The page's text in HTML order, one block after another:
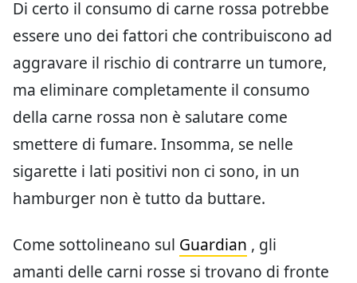
Di certo il consumo di carne rossa potrebbe
essere uno dei fattori che contribuiscono ad
aggravare il rischio di contrarre un tumore,
ma eliminare completamente il consumo
della carne rossa non è salutare come
smettere di fumare. Insomma, se nelle
sigarette i lati positivi non ci sono, in un
hamburger non è tutto da buttare.
Come sottolineano sul Guardian , gli
amanti delle carni rosse si trovano di fronte